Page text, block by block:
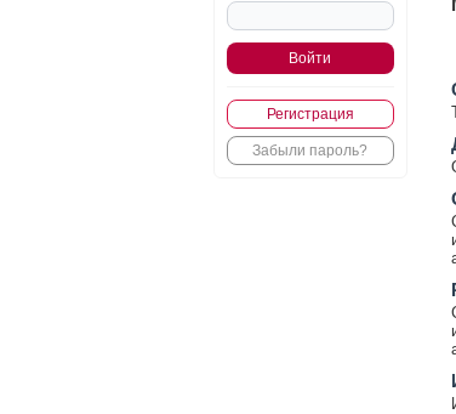
Регистрация
Забыли пароль?